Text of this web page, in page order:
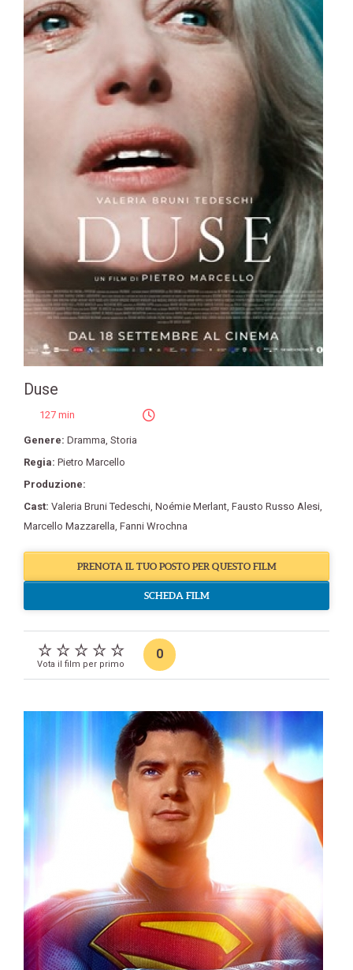
Duse
127 min
Genere: Dramma Storia
Regia: Pietro Marcello
Produzione:
Cast: Valeria Bruni Tedeschi Noémie Merlant Fausto Russo Alesi
Marcello Mazzarella Fanni Wrochna
PRENOTA IL TUO POSTO PER QUESTO FILM
SCHEDA FILM
Vota il film per primo
0